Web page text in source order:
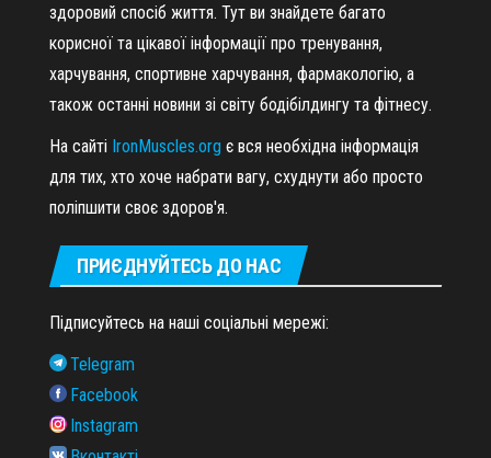
здоровий спосіб життя. Тут ви знайдете багато
корисної та цікавої інформації про тренування,
харчування, спортивне харчування, фармакологію, а
також останні новини зі світу бодібілдингу та фітнесу.
На сайті IronMuscles.org є вся необхідна інформація
для тих, хто хоче набрати вагу, схуднути або просто
поліпшити своє здоров'я.
ПРИЄДНУЙТЕСЬ ДО НАС
Підписуйтесь на наші соціальні мережі:
Telegram
Facebook
Instagram